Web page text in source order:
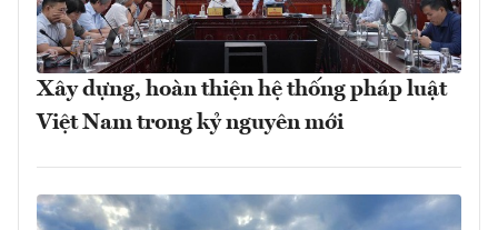
Xây dựng, hoàn thiện hệ thống pháp luật
Việt Nam trong kỷ nguyên mới